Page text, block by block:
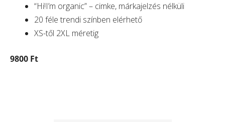
“Hi!I’m organic” – cimke, márkajelzés nélküli
20 féle trendi színben elérhető
XS-től 2XL méretig
9800 Ft